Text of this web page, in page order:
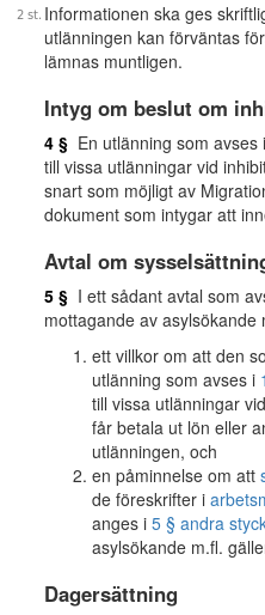
Informationen ska ges
utlänningen kan förväntas
lämnas muntligen.
Intyg om beslut om
4 § En utlänning som avses i
till vissa utlänningar vid
snart som möjligt av
dokument som intygar att
Avtal om
5 § I ett sådant avtal som
mottagande av asylsökande
ett villkor om att den
utlänning som avses i
till vissa utlänningar
får betala ut lön eller
utlänningen, och
en påminnelse om att
de föreskrifter i
anges i 5 § andra
asylsökande m.fl.
Dagersättning